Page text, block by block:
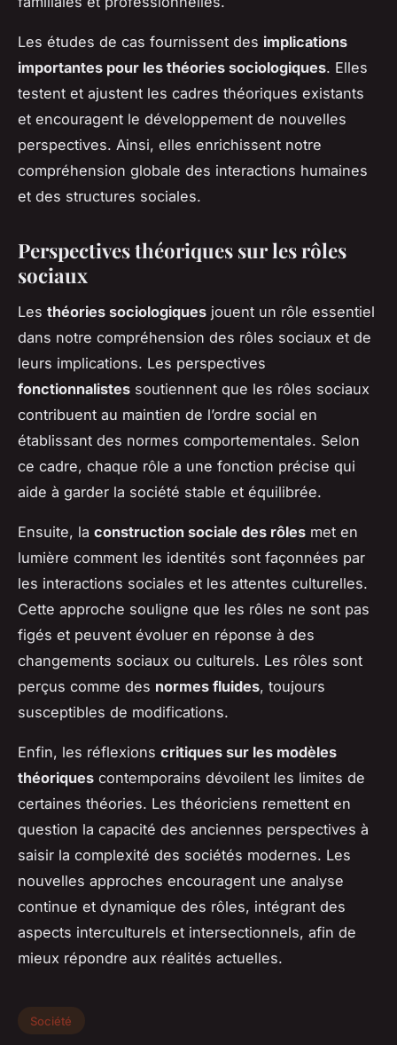
Les études de cas fournissent des implications
importantes pour les théories sociologiques. Elles
testent et ajustent les cadres théoriques existants
et encouragent le développement de nouvelles
perspectives. Ainsi, elles enrichissent notre
compréhension globale des interactions humaines
et des structures sociales.
Perspectives théoriques sur les rôles
sociaux
Les théories sociologiques jouent un rôle essentiel
dans notre compréhension des rôles sociaux et de
leurs implications. Les perspectives
fonctionnalistes soutiennent que les rôles sociaux
contribuent au maintien de l’ordre social en
établissant des normes comportementales. Selon
ce cadre, chaque rôle a une fonction précise qui
aide à garder la société stable et équilibrée.
Ensuite, la construction sociale des rôles met en
lumière comment les identités sont façonnées par
les interactions sociales et les attentes culturelles.
Cette approche souligne que les rôles ne sont pas
figés et peuvent évoluer en réponse à des
changements sociaux ou culturels. Les rôles sont
perçus comme des normes fluides, toujours
susceptibles de modifications.
Enfin, les réflexions critiques sur les modèles
théoriques contemporains dévoilent les limites de
certaines théories. Les théoriciens remettent en
question la capacité des anciennes perspectives à
saisir la complexité des sociétés modernes. Les
nouvelles approches encouragent une analyse
continue et dynamique des rôles, intégrant des
aspects interculturels et intersectionnels, afin de
mieux répondre aux réalités actuelles.
Société